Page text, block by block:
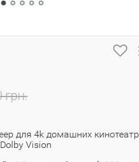
грн.
для 4k домашних
Vision